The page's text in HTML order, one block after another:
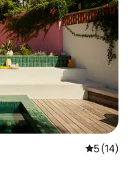
평점 5점
5 (14)